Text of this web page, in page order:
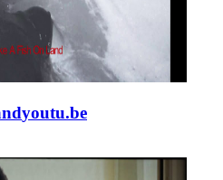
youtu.be